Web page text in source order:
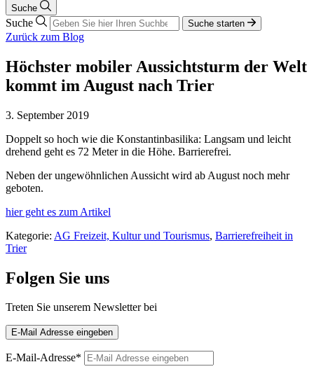
Suche
Suche Suche starten
Zurück zum Blog
Höchster mobiler Aussichtsturm der Welt
kommt im August nach Trier
3. September 2019
Doppelt so hoch wie die Konstantinbasilika: Langsam und leicht
drehend geht es 72 Meter in die Höhe. Barrierefrei.
Neben der ungewöhnlichen Aussicht wird ab August noch mehr
geboten.
hier geht es zum Artikel
Kategorie: AG Freizeit, Kultur und Tourismus, Barrierefreiheit in
Trier
Folgen Sie uns
Treten Sie unserem Newsletter bei
E-Mail Adresse eingeben
E-Mail-Adresse*